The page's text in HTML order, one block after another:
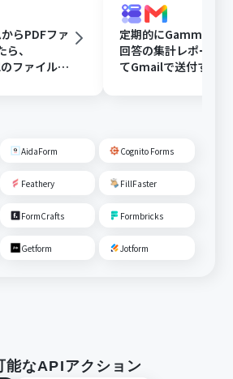
らPDFファ
、
ファイルに
定期的にGammaで
回答の集計レポート
てGmailで送付する
AidaForm Cognito Forms
Feathery FillFaster
FormCrafts Formbricks
Getform Jotform
能なAPIアクション